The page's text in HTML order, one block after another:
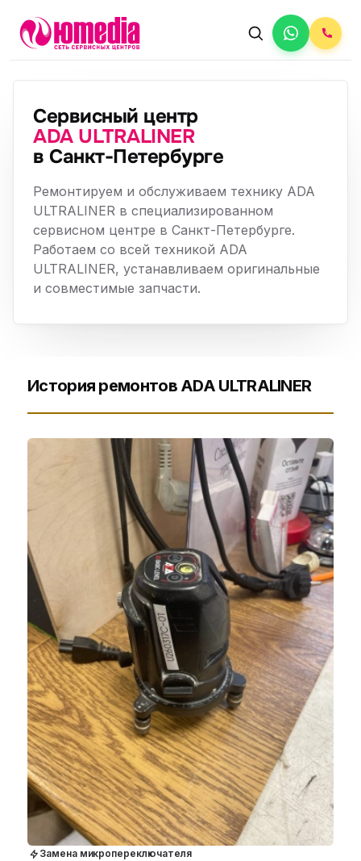
Сервисный центр
ADA ULTRALINER
в Санкт-Петербурге
Ремонтируем и обслуживаем технику ADA
ULTRALINER в специализированном
сервисном центре в Санкт-Петербурге.
Работаем со всей техникой ADA
ULTRALINER, устанавливаем оригинальные
и совместимые запчасти.
История ремонтов ADA ULTRALINER
Замена микропереключателя